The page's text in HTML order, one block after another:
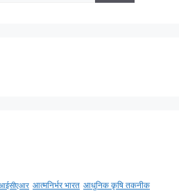
आत्मनिर्भर भारत आधुनिक कृषि तकनीक